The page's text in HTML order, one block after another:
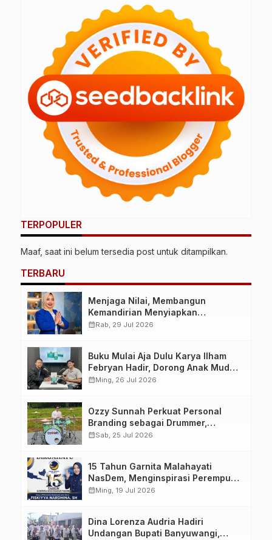
Pesantren
TERPOPULER
Maaf, saat ini belum tersedia post untuk ditampilkan.
TERBARU
Menjaga Nilai, Membangun
Kemandirian Menyiapkan
Kepemimpinan Ekonomi Perempuan
Jamaah
calendar_monthRab, 29 Jul 2026
Buku Mulai Aja Dulu Karya Ilham
Febryan Hadir, Dorong Anak Muda
Berhenti Menunda dan Mulai
calendar_monthMing, 26 Jul 2026
Ozzy Sunnah Perkuat Personal
Branding sebagai Drummer,
Produser, dan Sutradara Melalui
calendar_monthSab, 25 Jul 2026
15 Tahun Garnita Malahayati
NasDem, Menginspirasi Perempuan
Memimpin Perubahan Bangsa
calendar_monthMing, 19 Jul 2026
Dina Lorenza Audria Hadiri
Undangan Bupati Banyuwangi,